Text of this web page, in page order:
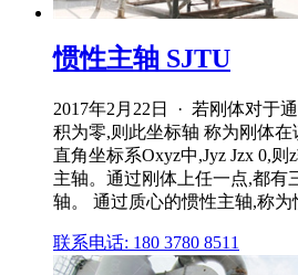
惯性主轴 SJTU
2017年2月22日 · 若刚体对于
积为零,则此坐标轴 称为刚体
直角坐标系Oxyz中,Jyz Jzx 0,
主轴。通过刚体上任一点,都有
轴。 通过质心的惯性主轴,称为
联系电话: 180 3780 8511